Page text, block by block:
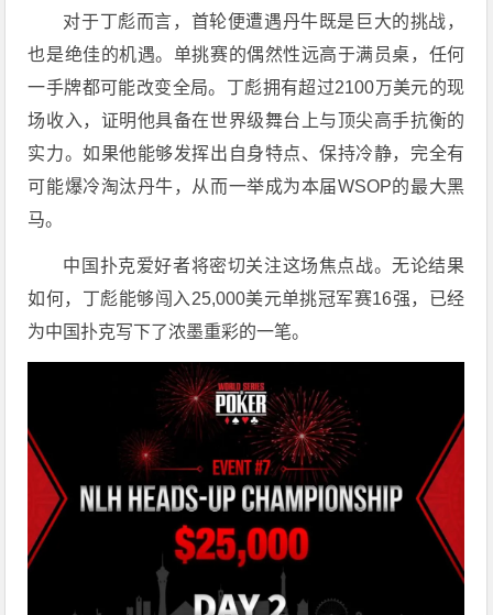
对于丁彪而言，首轮便遭遇丹牛既是巨大的挑战，
也是绝佳的机遇。单挑赛的偶然性远高于满员桌，任何
一手牌都可能改变全局。丁彪拥有超过2100万美元的现
场收入，证明他具备在世界级舞台上与顶尖高手抗衡的
实力。如果他能够发挥出自身特点、保持冷静，完全有
可能爆冷淘汰丹牛，从而一举成为本届WSOP的最大黑
马。
中国扑克爱好者将密切关注这场焦点战。无论结果
如何，丁彪能够闯入25,000美元单挑冠军赛16强，已经
为中国扑克写下了浓墨重彩的一笔。